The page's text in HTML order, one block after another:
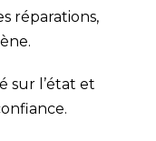
réparations,
sur l’état et